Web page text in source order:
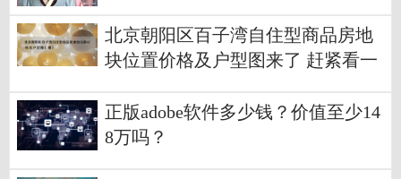
北京朝阳区百子湾自住型商品房地
块位置价格及户型图来了 赶紧看一
正版adobe软件多少钱？价值至少14
8万吗？